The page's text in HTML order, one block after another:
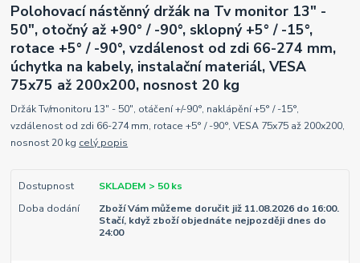
Polohovací nástěnný držák na Tv monitor 13" -
50", otočný až +90° / -90°, sklopný +5° / -15°,
rotace +5° / -90°, vzdálenost od zdi 66-274 mm,
úchytka na kabely, instalační materiál, VESA
75x75 až 200x200, nosnost 20 kg
Držák Tv/monitoru 13" - 50", otáčení +/-90°, naklápění +5° / -15°,
vzdálenost od zdi 66-274 mm, rotace +5° / -90°, VESA 75x75 až 200x200,
nosnost 20 kg celý popis
Dostupnost
SKLADEM > 50 ks
Doba dodání
Zboží Vám můžeme doručit již 11.08.2026 do 16:00.
Stačí, když zboží objednáte nejpozději dnes do
24:00